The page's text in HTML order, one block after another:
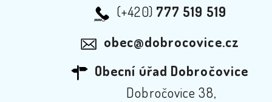
(+420) 777 519 519
obec@dobrocovice.cz
Obecní úřad Dobročovice
Dobročovice 38,